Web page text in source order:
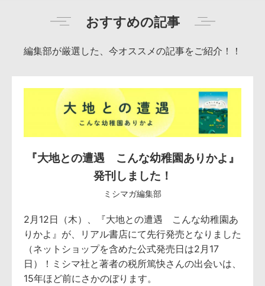
おすすめの記事
編集部が厳選した、今オススメの記事をご紹介！！
『大地との遭遇 こんな幼稚園ありかよ』
発刊しました！
ミシマガ編集部
2月12日（木）、『大地との遭遇 こんな幼稚園あ
りかよ』が、リアル書店にて先行発売となりました
（ネットショップを含めた公式発売日は2月17
日）！ミシマ社と著者の税所篤快さんの出会いは、
15年ほど前にさかのぼります。